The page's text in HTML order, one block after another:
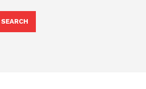
SEARCH